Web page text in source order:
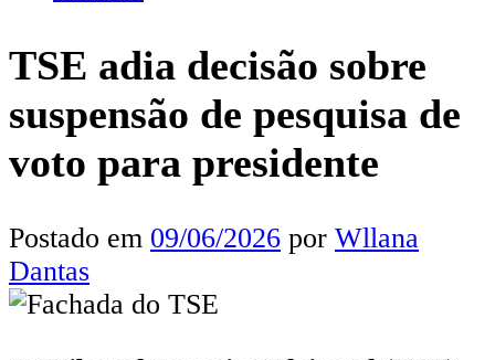
TSE adia decisão sobre
suspensão de pesquisa de
voto para presidente
Postado em 09/06/2026 por Wllana
Dantas